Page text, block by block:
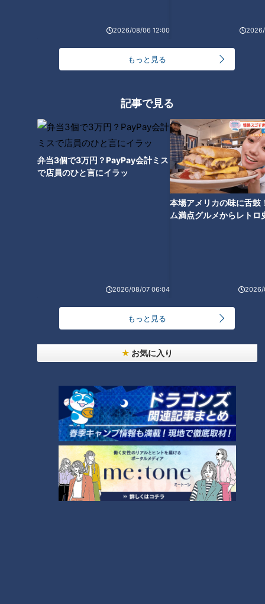
2026/08/06 12:00
もっと見る
記事で見る
弁当3個で3万円？PayPay会計ミス
で店員のひと言にイラッ
2026/08/07 06:04
本場アメリカの味に舌鼓
ム満点グルメからレトロ
2026/
もっと見る
お気に入り
「どの店も料理人がイチから料理を作っているから、みんなが
りした方がおいしいものができると思ってやっているから、チ
でき、1辛ごとに＋60円。過去最辛は30辛(！)
透明感あるスープを台湾ミンチの上からかける
矢場味仙はミックス式。ガツンと来るがシャープ